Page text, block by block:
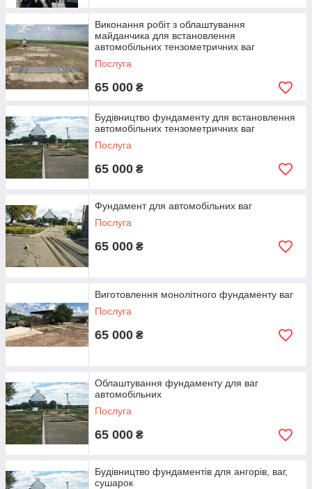
Виконання робіт з облаштування
майданчика для встановлення
автомобільних тензометричних ваг
Послуга
65 000 ₴
Будівництво фундаменту для встановлення
автомобільних тензометричних ваг
Послуга
65 000 ₴
Фундамент для автомобільних ваг
Послуга
65 000 ₴
Виготовлення монолітного фундаменту ваг
Послуга
65 000 ₴
Облаштування фундаменту для ваг
автомобільних
Послуга
65 000 ₴
Будівництво фундаментів для ангорів, ваг,
сушарок